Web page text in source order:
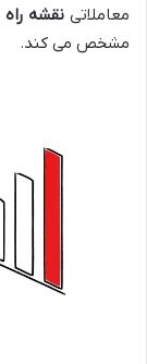
معاملاتی نقشه راه
مشخص می کند.